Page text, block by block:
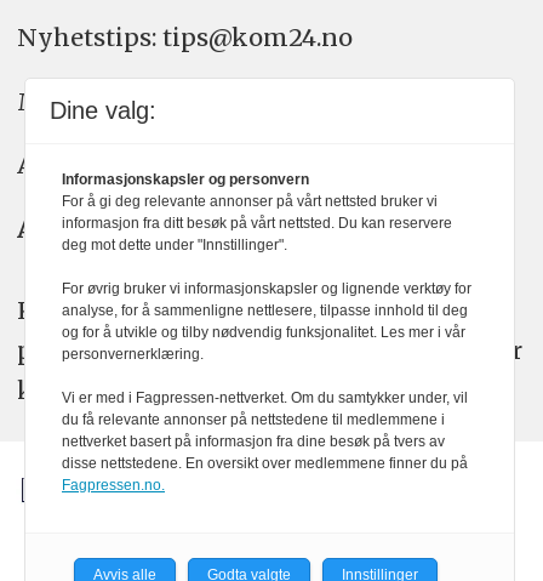
Nyhetstips: tips@kom24.no
Meninger: meninger@kom24.no
Annonse: annonse@watchmedia.no
Abonnement:kom24@watchmedia.no
KOM24 arbeider etter Vær Varsom-
plakatens regler for god presseskikk. Her
kan du lese mer omPFUsarbeid.
Dine valg:
Informasjonskapsler og personvern
For å gi deg relevante annonser på vårt nettsted bruker vi
informasjon fra ditt besøk på vårt nettsted. Du kan reservere
deg mot dette under "Innstillinger".
For øvrig bruker vi informasjonskapsler og lignende verktøy for
analyse, for å sammenligne nettlesere, tilpasse innhold til deg
og for å utvikle og tilby nødvendig funksjonalitet. Les mer i vår
personvernerklæring.
Vi er med i Fagpressen-nettverket. Om du samtykker under, vil
du få relevante annonser på nettstedene til medlemmene i
nettverket basert på informasjon fra dine besøk på tvers av
disse nettstedene. En oversikt over medlemmene finner du på
Fagpressen.no.
Avvis alle Godta valgte Innstillinger